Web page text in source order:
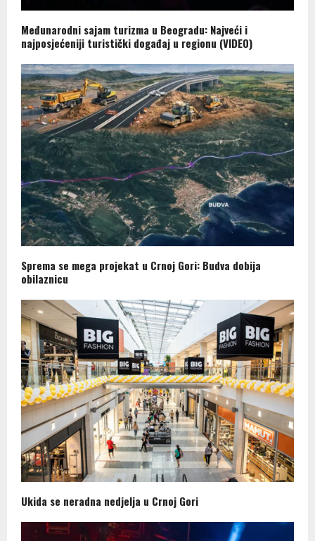
Međunarodni sajam turizma u Beogradu: Najveći i
najposjećeniji turistički događaj u regionu (VIDEO)
Sprema se mega projekat u Crnoj Gori: Budva dobija
obilaznicu
Ukida se neradna nedjelja u Crnoj Gori